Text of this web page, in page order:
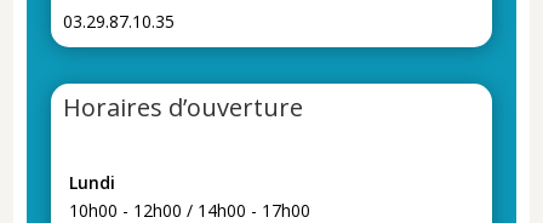
03.29.87.10.35
Horaires d’ouverture
Lundi
10h00 - 12h00 / 14h00 - 17h00